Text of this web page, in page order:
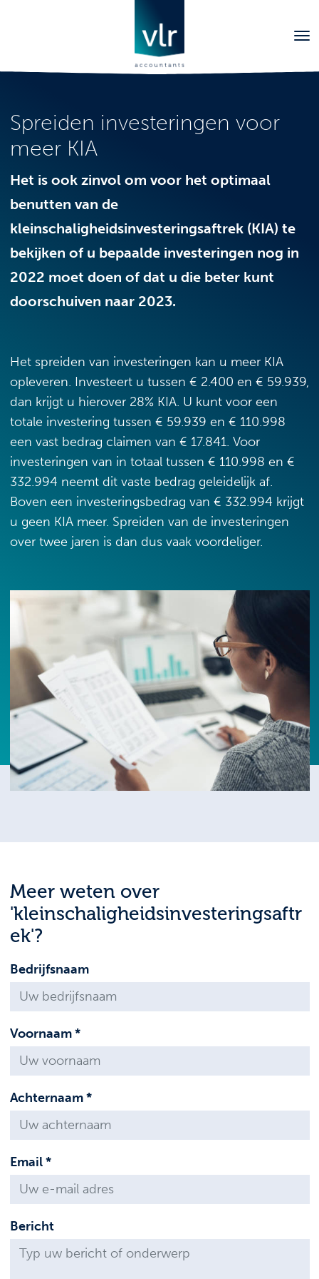
Spreiden investeringen voor
meer KIA
Het is ook zinvol om voor het optimaal
benutten van de
kleinschaligheidsinvesteringsaftrek (KIA) te
bekijken of u bepaalde investeringen nog in
2022 moet doen of dat u die beter kunt
doorschuiven naar 2023.
Het spreiden van investeringen kan u meer KIA
opleveren. Investeert u tussen € 2.400 en € 59.939,
dan krijgt u hierover 28% KIA. U kunt voor een
totale investering tussen € 59.939 en € 110.998
een vast bedrag claimen van € 17.841. Voor
investeringen van in totaal tussen € 110.998 en €
332.994 neemt dit vaste bedrag geleidelijk af.
Boven een investeringsbedrag van € 332.994 krijgt
u geen KIA meer. Spreiden van de investeringen
over twee jaren is dan dus vaak voordeliger.
Meer weten over
'kleinschaligheidsinvesteringsaftr
ek'?
Bedrijfsnaam
Voornaam *
Achternaam *
Email *
Bericht